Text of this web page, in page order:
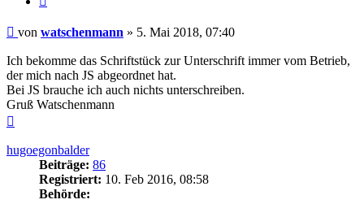
Beitrag
von watschenmann » 5. Mai 2018, 07:40
Ich bekomme das Schriftstück zur Unterschrift immer vom Betrieb,
der mich nach JS abgeordnet hat.
Bei JS brauche ich auch nichts unterschreiben.
Gruß Watschenmann
hugoegonbalder
Beiträge: 86
Registriert: 10. Feb 2016, 08:58
Behörde: